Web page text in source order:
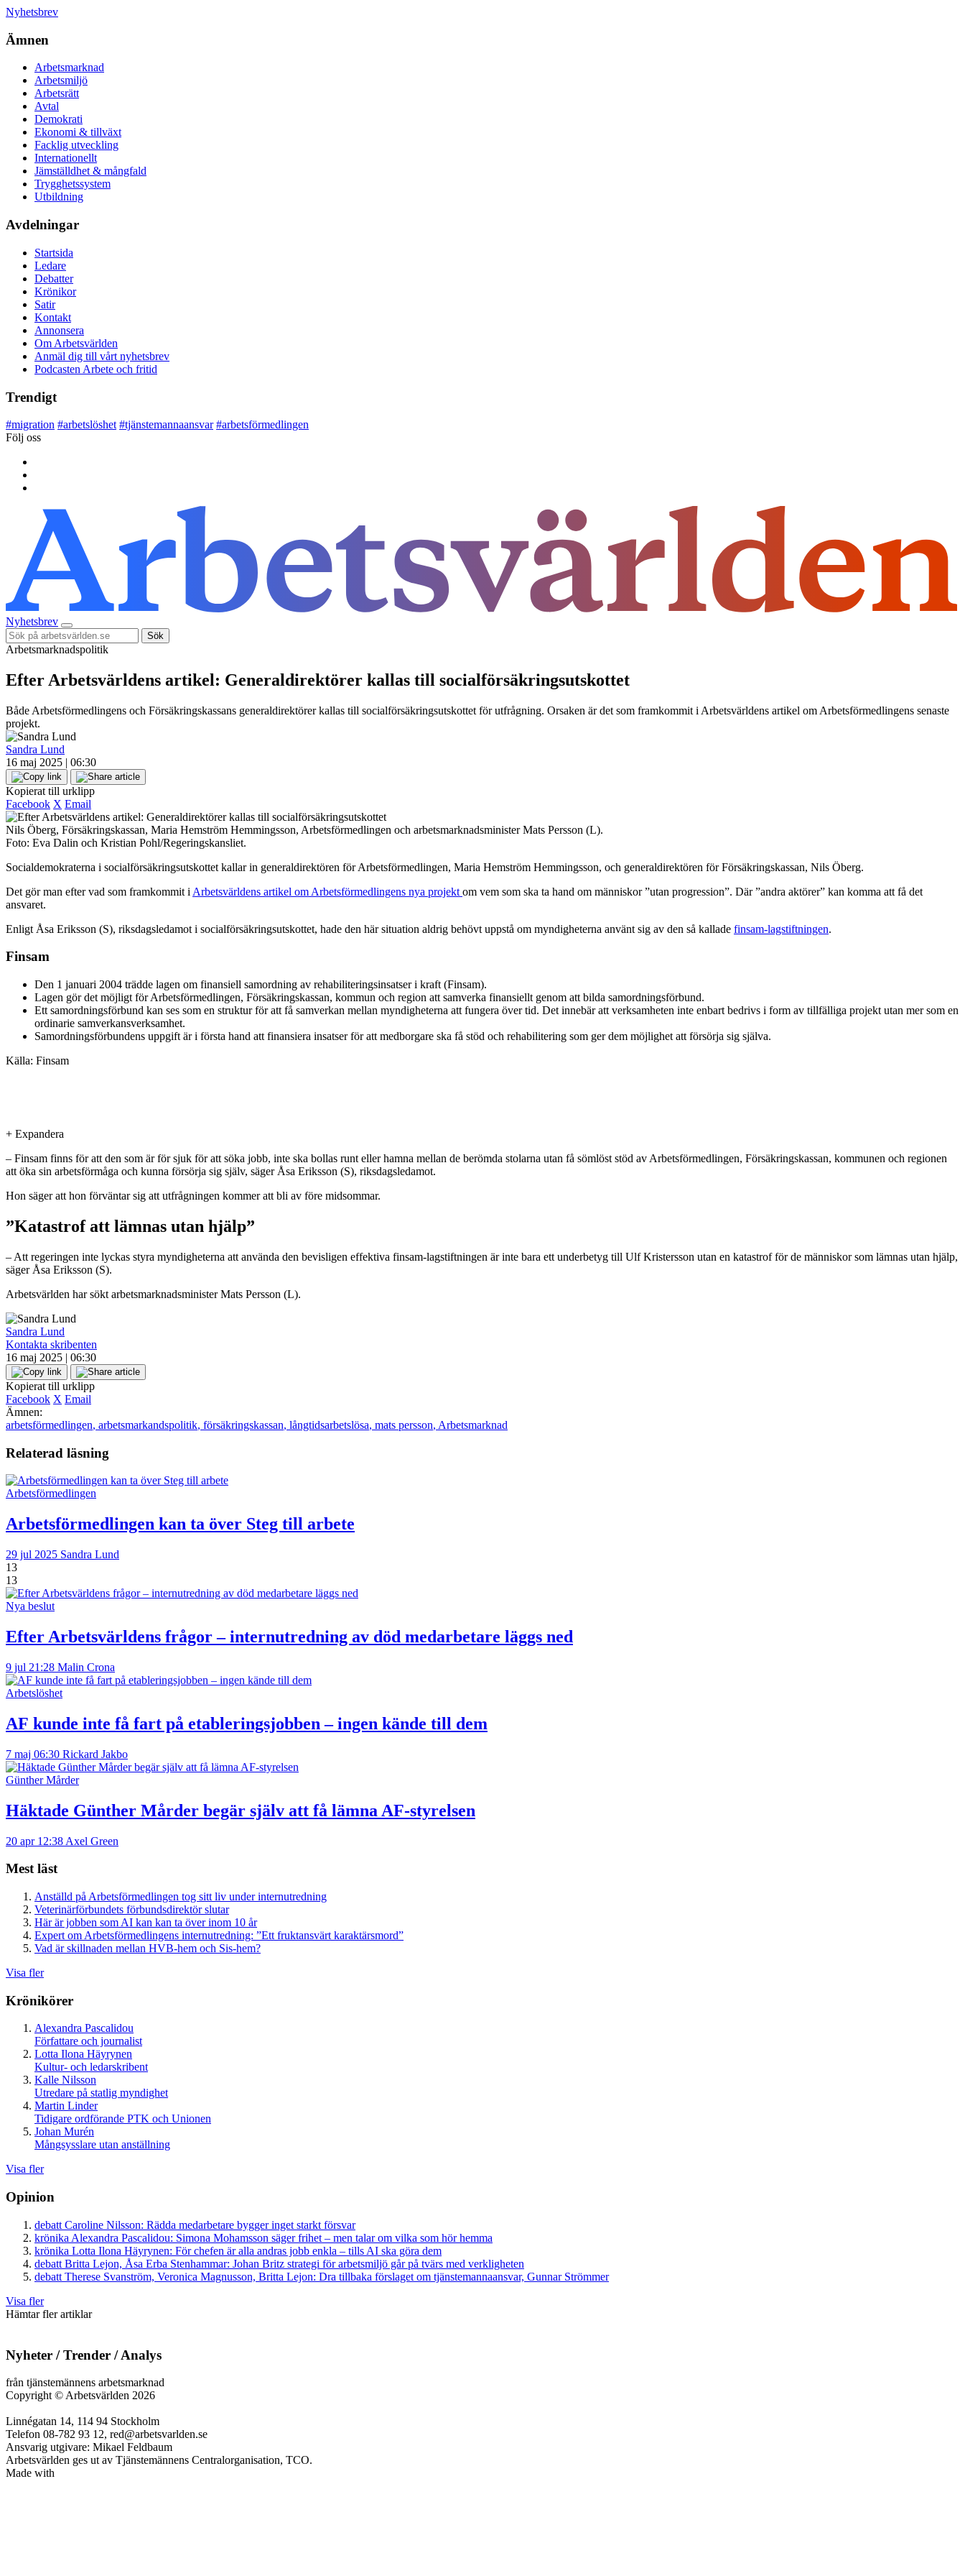
Nyhetsbrev
Ämnen
Arbetsmarknad
Arbetsmiljö
Arbetsrätt
Avtal
Demokrati
Ekonomi & tillväxt
Facklig utveckling
Internationellt
Jämställdhet & mångfald
Trygghetssystem
Utbildning
Avdelningar
Startsida
Ledare
Debatter
Krönikor
Satir
Kontakt
Annonsera
Om Arbetsvärlden
Anmäl dig till vårt nyhetsbrev
Podcasten Arbete och fritid
Trendigt
#migration #arbetslöshet #tjänstemannaansvar #arbetsförmedlingen
Följ oss
Nyhetsbrev
Sök
Arbetsmarknadspolitik
Efter Arbetsvärldens artikel: Generaldirektörer kallas till socialförsäkringsutskottet
Både Arbetsförmedlingens och Försäkringskassans generaldirektörer kallas till socialförsäkringsutskottet för utfrågning. Orsaken är det som framkommit i Arbetsvärldens artikel om Arbetsförmedlingens senaste
projekt.
Sandra Lund
16 maj 2025 | 06:30
Kopierat till urklipp
Facebook X Email
Nils Öberg, Försäkringskassan, Maria Hemström Hemmingsson, Arbetsförmedlingen och arbetsmarknadsminister Mats Persson (L).
Foto: Eva Dalin och Kristian Pohl/Regeringskansliet.
Socialdemokraterna i socialförsäkringsutskottet kallar in generaldirektören för Arbetsförmedlingen, Maria Hemström Hemmingsson, och generaldirektören för Försäkringskassan, Nils Öberg.
Det gör man efter vad som framkommit i Arbetsvärldens artikel om Arbetsförmedlingens nya projekt om vem som ska ta hand om människor ”utan progression”. Där ”andra aktörer” kan komma att få det
ansvaret.
Enligt Åsa Eriksson (S), riksdagsledamot i socialförsäkringsutskottet, hade den här situation aldrig behövt uppstå om myndigheterna använt sig av den så kallade finsam-lagstiftningen.
Finsam
Den 1 januari 2004 trädde lagen om finansiell samordning av rehabiliteringsinsatser i kraft (Finsam).
Lagen gör det möjligt för Arbetsförmedlingen, Försäkringskassan, kommun och region att samverka finansiellt genom att bilda samordningsförbund.
Ett samordningsförbund kan ses som en struktur för att få samverkan mellan myndigheterna att fungera över tid. Det innebär att verksamheten inte enbart bedrivs i form av tillfälliga projekt utan mer som en
ordinarie samverkansverksamhet.
Samordningsförbundens uppgift är i första hand att finansiera insatser för att medborgare ska få stöd och rehabilitering som ger dem möjlighet att försörja sig själva.
Källa: Finsam
+ Expandera
– Finsam finns för att den som är för sjuk för att söka jobb, inte ska bollas runt eller hamna mellan de berömda stolarna utan få sömlöst stöd av Arbetsförmedlingen, Försäkringskassan, kommunen och regionen
att öka sin arbetsförmåga och kunna försörja sig själv, säger Åsa Eriksson (S), riksdagsledamot.
Hon säger att hon förväntar sig att utfrågningen kommer att bli av före midsommar.
”Katastrof att lämnas utan hjälp”
– Att regeringen inte lyckas styra myndigheterna att använda den bevisligen effektiva finsam-lagstiftningen är inte bara ett underbetyg till Ulf Kristersson utan en katastrof för de människor som lämnas utan hjälp,
säger Åsa Eriksson (S).
Arbetsvärlden har sökt arbetsmarknadsminister Mats Persson (L).
Sandra Lund
Kontakta skribenten
16 maj 2025 | 06:30
Kopierat till urklipp
Facebook X Email
Ämnen:
arbetsförmedlingen, arbetsmarkandspolitik, försäkringskassan, långtidsarbetslösa, mats persson, Arbetsmarknad
Relaterad läsning
Arbetsförmedlingen
Arbetsförmedlingen kan ta över Steg till arbete
29 jul 2025 Sandra Lund
13
13
Nya beslut
Efter Arbetsvärldens frågor – internutredning av död medarbetare läggs ned
9 jul 21:28 Malin Crona
Arbetslöshet
AF kunde inte få fart på etableringsjobben – ingen kände till dem
7 maj 06:30 Rickard Jakbo
Günther Mårder
Häktade Günther Mårder begär själv att få lämna AF-styrelsen
20 apr 12:38 Axel Green
Mest läst
Anställd på Arbetsförmedlingen tog sitt liv under internutredning
Veterinärförbundets förbundsdirektör slutar
Här är jobben som AI kan kan ta över inom 10 år
Expert om Arbetsförmedlingens internutredning: ”Ett fruktansvärt karaktärsmord”
Vad är skillnaden mellan HVB-hem och Sis-hem?
Visa fler
Krönikörer
Alexandra Pascalidou
Författare och journalist
Lotta Ilona Häyrynen
Kultur- och ledarskribent
Kalle Nilsson
Utredare på statlig myndighet
Martin Linder
Tidigare ordförande PTK och Unionen
Johan Murén
Mångsysslare utan anställning
Visa fler
Opinion
debatt Caroline Nilsson: Rädda medarbetare bygger inget starkt försvar
krönika Alexandra Pascalidou: Simona Mohamsson säger frihet – men talar om vilka som hör hemma
krönika Lotta Ilona Häyrynen: För chefen är alla andras jobb enkla – tills AI ska göra dem
debatt Britta Lejon, Åsa Erba Stenhammar: Johan Britz strategi för arbetsmiljö går på tvärs med verkligheten
debatt Therese Svanström, Veronica Magnusson, Britta Lejon: Dra tillbaka förslaget om tjänstemannaansvar, Gunnar Strömmer
Visa fler
Hämtar fler artiklar
Nyheter / Trender / Analys
från tjänstemännens arbetsmarknad
Copyright © Arbetsvärlden 2026
Linnégatan 14, 114 94 Stockholm
Telefon 08-782 93 12, red@arbetsvarlden.se
Ansvarig utgivare: Mikael Feldbaum
Arbetsvärlden ges ut av Tjänstemännens Centralorganisation, TCO.
Made with